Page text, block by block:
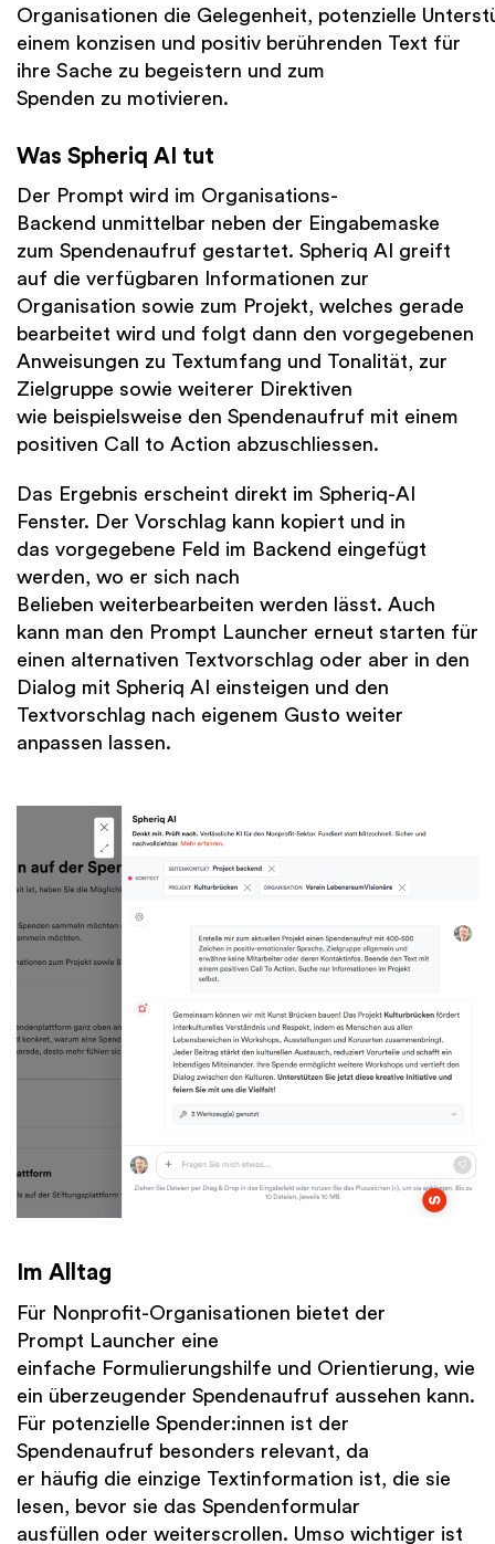
Organisationen die Gelegenheit, potenzielle
einem konzisen und positiv berührenden Text für
ihre Sache zu begeistern und zum
Spenden zu motivieren.
Was Spheriq AI tut
Der Prompt wird im Organisations-
Backend unmittelbar neben der Eingabemaske
zum Spendenaufruf gestartet. Spheriq AI greift
auf die verfügbaren Informationen zur
Organisation sowie zum Projekt, welches gerade
bearbeitet wird und folgt dann den vorgegebenen
Anweisungen zu Textumfang und Tonalität, zur
Zielgruppe sowie weiterer Direktiven
wie beispielsweise den Spendenaufruf mit einem
positiven Call to Action abzuschliessen.
Das Ergebnis erscheint direkt im Spheriq-AI
Fenster. Der Vorschlag kann kopiert und in
das vorgegebene Feld im Backend eingefügt
werden, wo er sich nach
Belieben weiterbearbeiten werden lässt. Auch
kann man den Prompt Launcher erneut starten für
einen alternativen Textvorschlag oder aber in den
Dialog mit Spheriq AI einsteigen und den
Textvorschlag nach eigenem Gusto weiter
anpassen lassen.
Im Alltag
Für Nonprofit-Organisationen bietet der
Prompt Launcher eine
einfache Formulierungshilfe und Orientierung, wie
ein überzeugender Spendenaufruf aussehen kann.
Für potenzielle Spender:innen ist der
Spendenaufruf besonders relevant, da
er häufig die einzige Textinformation ist, die sie
lesen, bevor sie das Spendenformular
ausfüllen oder weiterscrollen. Umso wichtiger ist